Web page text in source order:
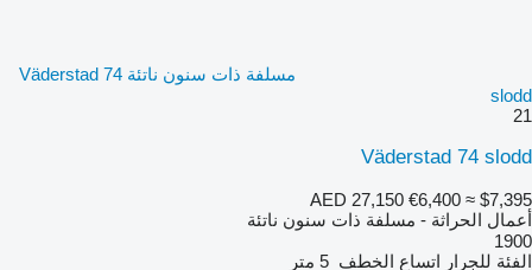
مسلفة ذات سنون ناتئة Väderstad 74
slodd
21
Väderstad 74 slodd
AED 27,150 €6,400 ≈ $7,395
أعمال الحراثة - مسلفة ذات سنون ناتئة
1900
الفئة للجرار اتساع الخطف 5 متر